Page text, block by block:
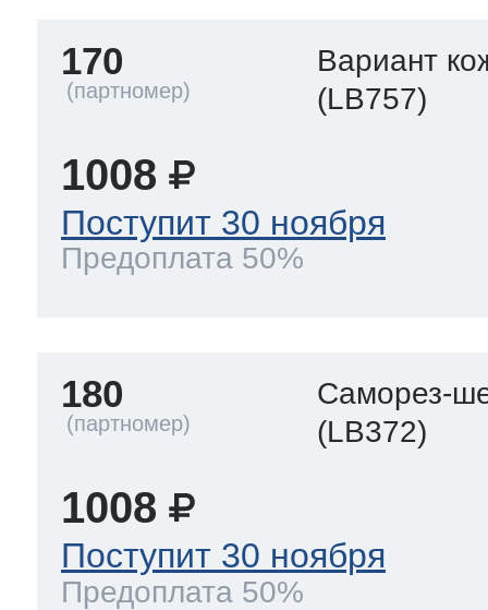
170
Вариант
(LB757)
1008
Поступит 30 ноября
Предоплата 50%
180
Саморез-
(LB372)
1008
Поступит 30 ноября
Предоплата 50%